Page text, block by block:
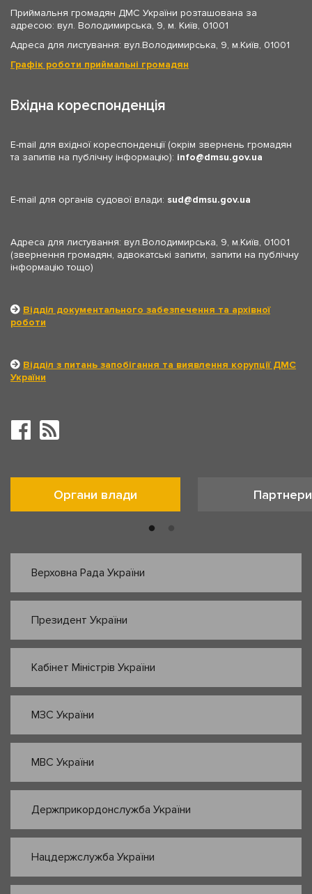
Приймальня громадян ДМС України розташована за
адресою: вул. Володимирська, 9, м. Київ, 01001
Адреса для листування: вул.Володимирська, 9, м.Київ, 01001
Графік роботи приймальні громадян
Вхідна кореспонденція
E-mail для вхідної кореспонденції (окрім звернень громадян
та запитів на публічну інформацію): info dmsu.gov.ua
E-mail для органів судової влади: sud dmsu.gov.ua
Адреса для листування: вул.Володимирська, 9, м.Київ, 01001
(звернення громадян, адвокатські запити, запити на публічну
інформацію тощо)
Відділ документального забезпечення та архівної
роботи
Відділ з питань запобігання та виявлення корупції ДМС
України
Органи влади Партнери
Верховна Рада України
Президент України
Кабінет Міністрів України
МЗС України
МВС України
Держприкордонслужба України
Нацдержслужба України